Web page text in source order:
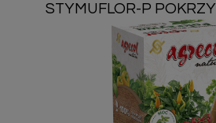
STYMUFLOR-P